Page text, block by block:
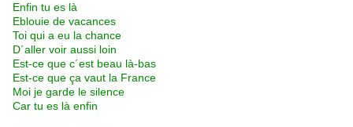
Enfin tu es là
Eblouie de vacances
Toi qui a eu la chance
D´aller voir aussi loin
Est-ce que c´est beau là-bas
Est-ce que ça vaut la France
Moi je garde le silence
Car tu es là enfin